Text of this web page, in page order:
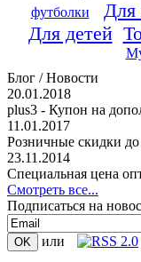
футболки
Для детей
Блог / Новости
20.01.2018
plus3 - Купон на
11.01.2017
Розничные скидки до
23.11.2014
Специальная цена
Смотреть все...
Подписаться на
или